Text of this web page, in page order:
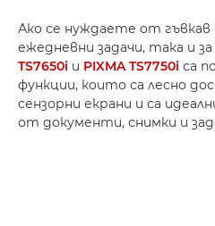
Ако се нуждаете от
ежедневни задачи, така и
TS7650i и PIXMA TS7750i са
функции, които са лесно
сензорни екрани и са
от документи, снимки и